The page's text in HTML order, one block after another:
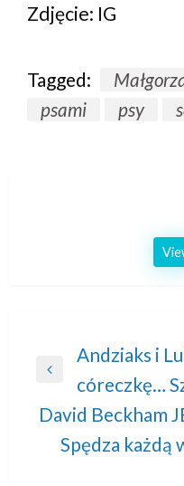
Zdjęcie: IG
Tagged:
psami
psy
Nawigacja
wpisu
Previous
Post
Andziaks i
córeczkę…
Next
David Beckham
Spędza każdą